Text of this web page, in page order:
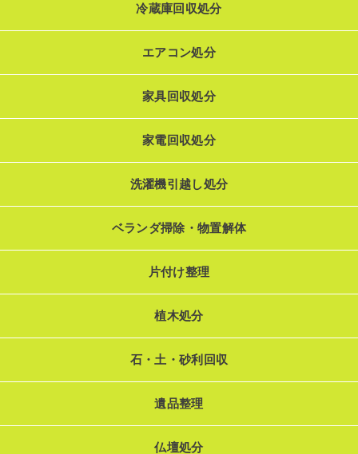
冷蔵庫回収処分
エアコン処分
家具回収処分
家電回収処分
洗濯機引越し処分
ベランダ掃除・物置解体
片付け整理
植木処分
石・土・砂利回収
遺品整理
仏壇処分